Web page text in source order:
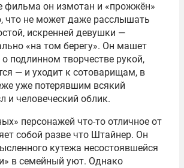
фильма он измотан и «прожжён»
что не может даже расслышать
искренней девушки —
«на том берегу». Он машет
подлинном творчестве рукой,
— и уходит к сотоварищам, в
уже потерявшим всякий
и человеческий облик.
персонажей что-то отличное от
собой разве что Штайнер. Он
кутежа несостоявшейся
в семейный уют. Однако